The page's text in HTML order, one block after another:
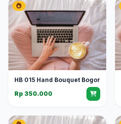
HB 015 Hand Bouquet Bogor
Rp 350.000